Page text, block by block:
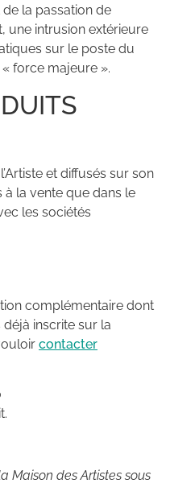
la passation de
une intrusion extérieure
sur le poste du
force majeure ».
et diffusés sur son
à la vente que dans le
les sociétés
complémentaire dont
inscrite sur la
contacter
Maison des Artistes sous